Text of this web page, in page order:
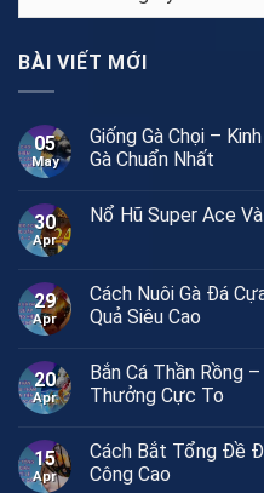
BÀI VIẾT MỚI
05
May
Giống Gà Chọi –
Gà Chuẩn Nhất
30
Apr
Nổ Hũ Super Ace
29
Apr
Cách Nuôi Gà Đá
Quả Siêu Cao
20
Apr
Bắn Cá Thần Rồng
Thưởng Cực To
15
Apr
Cách Bắt Tổng Đề
Công Cao